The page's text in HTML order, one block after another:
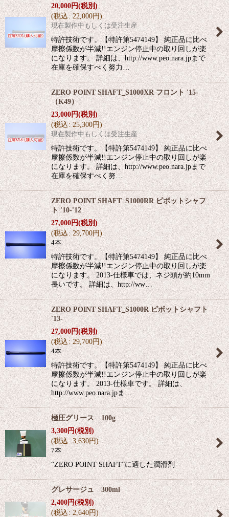
20,000円(税別)
(税込: 22,000円)
現在製作中もしくは受注生産
特許技術です。【特許第5474149】 純正品に比べ
摩擦係数が半減!!エンジン停止中の取り回しが楽
になります。 詳細は、http://www.peo.nara.jpまで
在庫を確保すべく努力…
ZERO POINT SHAFT_S1000XR フロント '15-
（K49）
23,000円(税別)
(税込: 25,300円)
現在製作中もしくは受注生産
特許技術です。【特許第5474149】 純正品に比べ
摩擦係数が半減!!エンジン停止中の取り回しが楽
になります。 詳細は、http://www.peo.nara.jpまで
在庫を確保すべく努…
ZERO POINT SHAFT_S1000RR ピボットシャフ
ト '10-'12
27,000円(税別)
(税込: 29,700円)
4本
特許技術です。【特許第5474149】 純正品に比べ
摩擦係数が半減!!エンジン停止中の取り回しが楽
になります。 2013-仕様車では、ネジ頭が約10mm
長いです。 詳細は、http://ww…
ZERO POINT SHAFT_S1000R ピボットシャフト
'13-
27,000円(税別)
(税込: 29,700円)
4本
特許技術です。【特許第5474149】 純正品に比べ
摩擦係数が半減!!エンジン停止中の取り回しが楽
になります。 2013-仕様車です。 詳細は、
http://www.peo.nara.jpま…
極圧グリース 100g
3,300円(税別)
(税込: 3,630円)
7本
“ZERO POINT SHAFT”に適した潤滑剤
グレサージュ 300ml
2,400円(税別)
(税込: 2,640円)